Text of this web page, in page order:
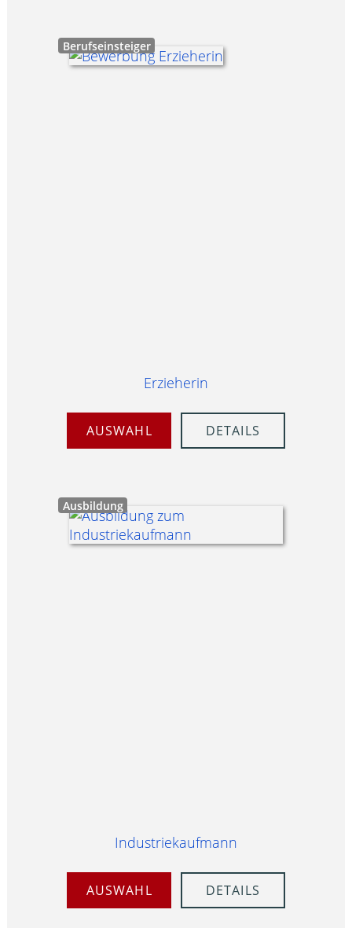
Berufseinsteiger
Erzieherin
AUSWAHL DETAILS
Ausbildung
Industriekaufmann
AUSWAHL DETAILS